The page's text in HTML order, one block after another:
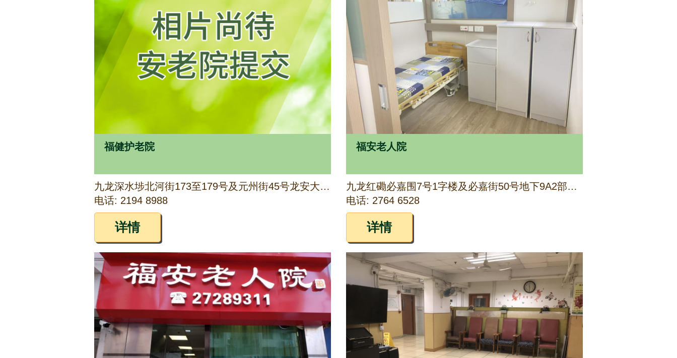
福健护老院
九龙深水埗北河街173至179号及元州街45号龙安大厦1字楼
电话: 2194 8988
详情
福安老人院
九龙红磡必嘉围7号1字楼及必嘉街50号地下9A2部份及7A部份
电话: 2764 6528
详情